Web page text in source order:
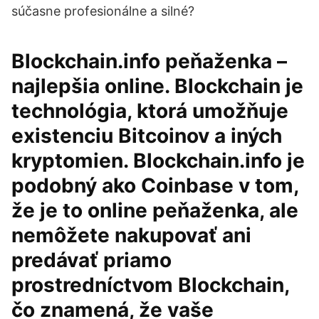
súčasne profesionálne a silné?
Blockchain.info peňaženka –
najlepšia online. Blockchain je
technológia, ktorá umožňuje
existenciu Bitcoinov a iných
kryptomien. Blockchain.info je
podobný ako Coinbase v tom,
že je to online peňaženka, ale
nemôžete nakupovať ani
predávať priamo
prostredníctvom Blockchain,
čo znamená, že vaše